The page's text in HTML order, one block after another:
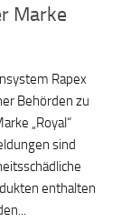
Marke
Rapex
Behörden zu
„Royal“
sind
enthalten